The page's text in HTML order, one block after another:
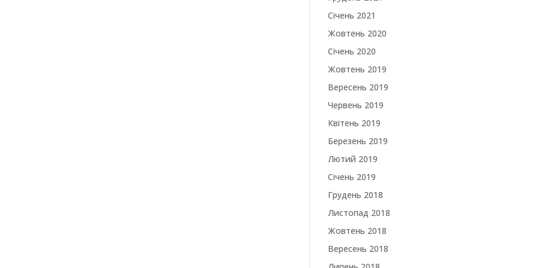
Січень 2021
Жовтень 2020
Січень 2020
Жовтень 2019
Вересень 2019
Червень 2019
Квітень 2019
Березень 2019
Лютий 2019
Січень 2019
Грудень 2018
Листопад 2018
Жовтень 2018
Вересень 2018